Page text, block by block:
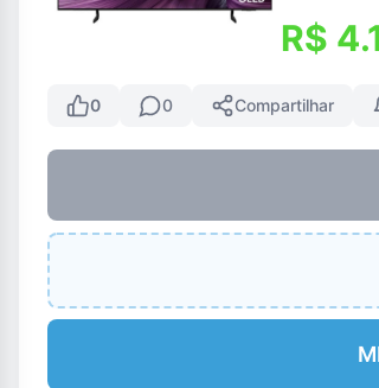
R$
0 0 Compartilhar